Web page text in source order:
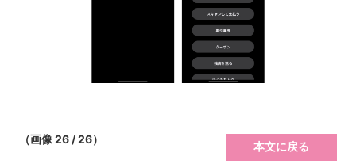
（画像 26 / 26）
本文に戻る